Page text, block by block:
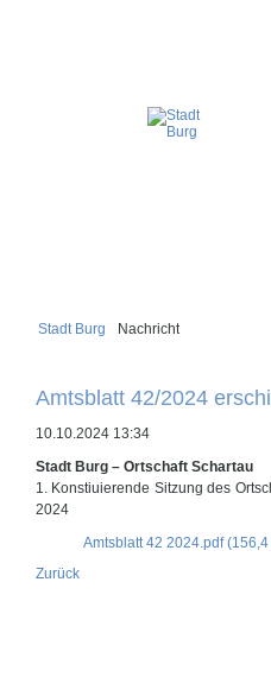
Stadt Burg Nachricht
Amtsblatt 42/2024
10.10.2024 13:34
Stadt Burg – Ortschaft Schartau
1. Konstiuierende Sitzung des
2024
Amtsblatt 42 2024.pdf
Zurück